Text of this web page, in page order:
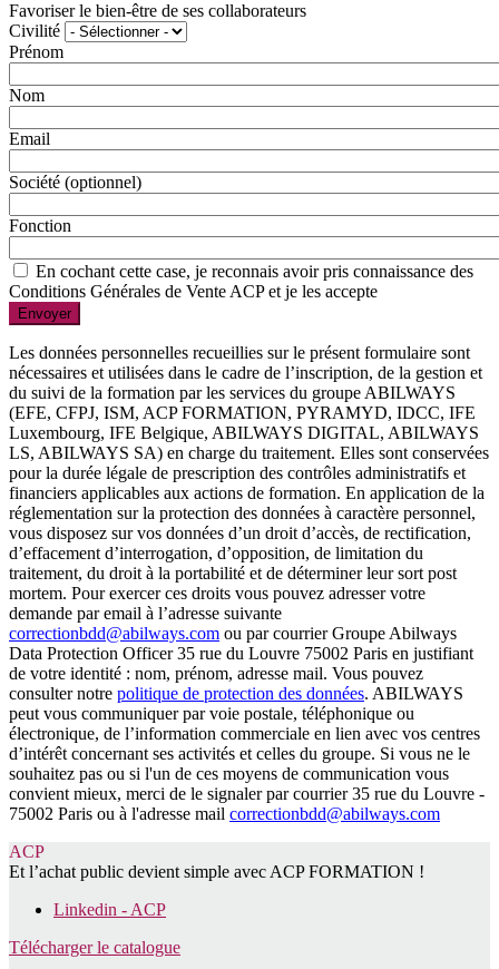
Favoriser le bien-être de ses collaborateurs
Civilité
Prénom
Nom
Email
Société (optionnel)
Fonction
En cochant cette case, je reconnais avoir pris connaissance des
Conditions Générales de Vente ACP et je les accepte
Les données personnelles recueillies sur le présent formulaire sont
nécessaires et utilisées dans le cadre de l’inscription, de la gestion et
du suivi de la formation par les services du groupe ABILWAYS
(EFE, CFPJ, ISM, ACP FORMATION, PYRAMYD, IDCC, IFE
Luxembourg, IFE Belgique, ABILWAYS DIGITAL, ABILWAYS
LS, ABILWAYS SA) en charge du traitement. Elles sont conservées
pour la durée légale de prescription des contrôles administratifs et
financiers applicables aux actions de formation. En application de la
réglementation sur la protection des données à caractère personnel,
vous disposez sur vos données d’un droit d’accès, de rectification,
d’effacement d’interrogation, d’opposition, de limitation du
traitement, du droit à la portabilité et de déterminer leur sort post
mortem. Pour exercer ces droits vous pouvez adresser votre
demande par email à l’adresse suivante
correctionbdd@abilways.com ou par courrier Groupe Abilways
Data Protection Officer 35 rue du Louvre 75002 Paris en justifiant
de votre identité : nom, prénom, adresse mail. Vous pouvez
consulter notre politique de protection des données. ABILWAYS
peut vous communiquer par voie postale, téléphonique ou
électronique, de l’information commerciale en lien avec vos centres
d’intérêt concernant ses activités et celles du groupe. Si vous ne le
souhaitez pas ou si l'un de ces moyens de communication vous
convient mieux, merci de le signaler par courrier 35 rue du Louvre -
75002 Paris ou à l'adresse mail correctionbdd@abilways.com
ACP
Et l’achat public devient simple avec ACP FORMATION !
Linkedin - ACP
Télécharger le catalogue